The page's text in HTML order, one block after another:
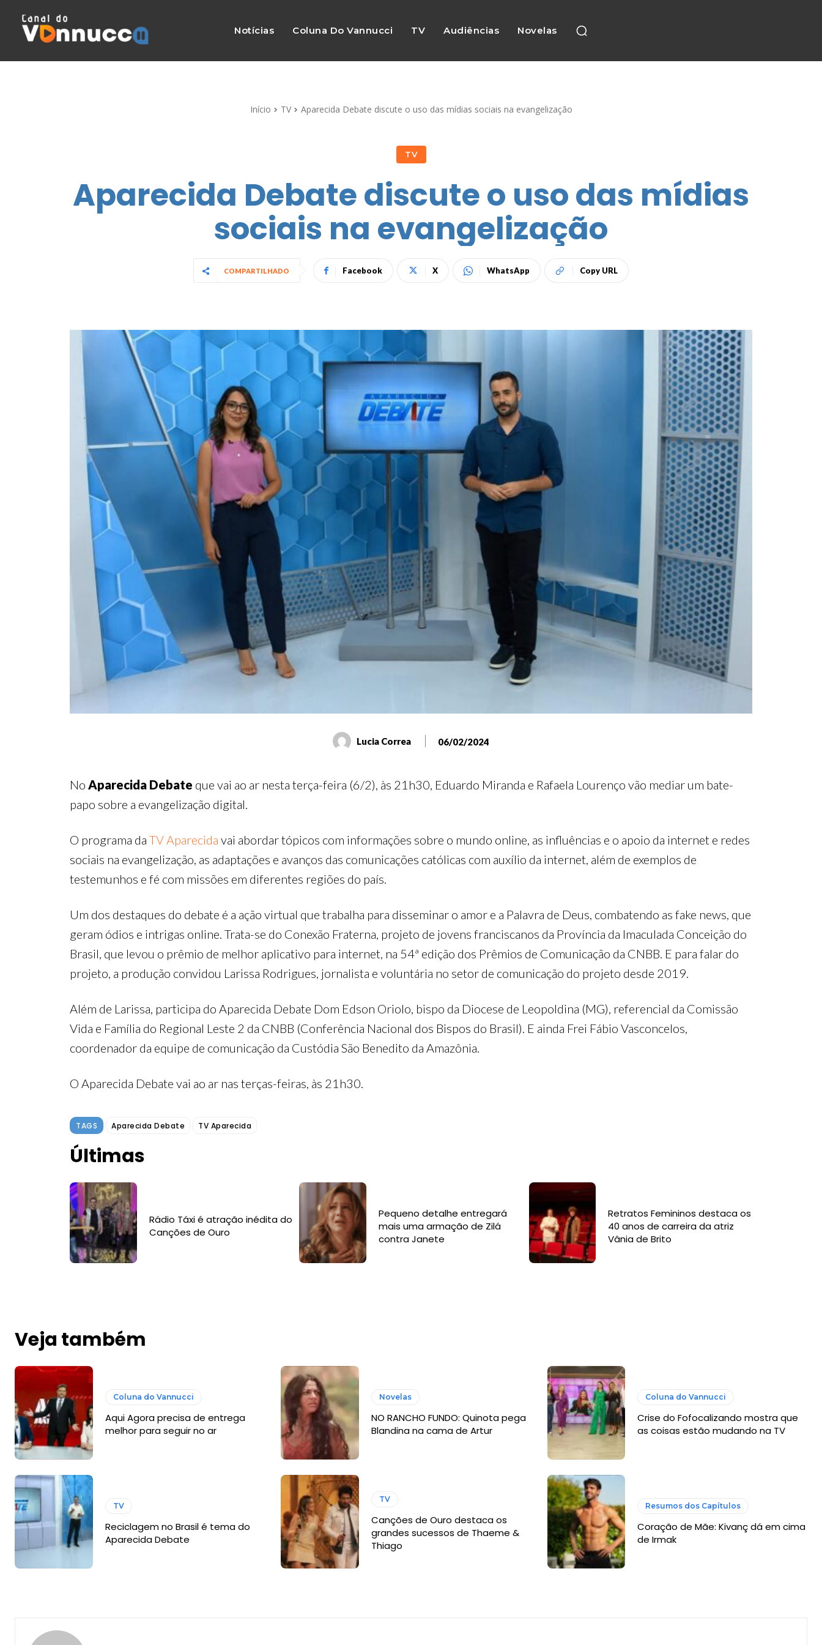
Notícias Coluna Do Vannucci TV Audiências Novelas
Início TV Aparecida Debate discute o uso das mídias sociais na evangelização
TV
Aparecida Debate discute o uso das mídias
sociais na evangelização
COMPARTILHADO Facebook X WhatsApp Copy URL
Lucia Correa 06/02/2024
No Aparecida Debate que vai ao ar nesta terça-feira (6/2), às 21h30, Eduardo Miranda e Rafaela Lourenço vão mediar um bate-
papo sobre a evangelização digital.
O programa da TV Aparecida vai abordar tópicos com informações sobre o mundo online, as influências e o apoio da internet e redes
sociais na evangelização, as adaptações e avanços das comunicações católicas com auxílio da internet, além de exemplos de
testemunhos e fé com missões em diferentes regiões do país.
Um dos destaques do debate é a ação virtual que trabalha para disseminar o amor e a Palavra de Deus, combatendo as fake news, que
geram ódios e intrigas online. Trata-se do Conexão Fraterna, projeto de jovens franciscanos da Província da Imaculada Conceição do
Brasil, que levou o prêmio de melhor aplicativo para internet, na 54ª edição dos Prêmios de Comunicação da CNBB. E para falar do
projeto, a produção convidou Larissa Rodrigues, jornalista e voluntária no setor de comunicação do projeto desde 2019.
Além de Larissa, participa do Aparecida Debate Dom Edson Oriolo, bispo da Diocese de Leopoldina (MG), referencial da Comissão
Vida e Família do Regional Leste 2 da CNBB (Conferência Nacional dos Bispos do Brasil). E ainda Frei Fábio Vasconcelos,
coordenador da equipe de comunicação da Custódia São Benedito da Amazônia.
O Aparecida Debate vai ao ar nas terças-feiras, às 21h30.
TAGS Aparecida Debate TV Aparecida
Últimas
Rádio Táxi é atração inédita do
Canções de Ouro
Pequeno detalhe entregará
mais uma armação de Zilá
contra Janete
Retratos Femininos destaca os
40 anos de carreira da atriz
Vânia de Brito
Veja também
Coluna do Vannucci
Aqui Agora precisa de entrega
melhor para seguir no ar
Novelas
NO RANCHO FUNDO: Quinota pega
Blandina na cama de Artur
Coluna do Vannucci
Crise do Fofocalizando mostra que
as coisas estão mudando na TV
TV
Reciclagem no Brasil é tema do
Aparecida Debate
TV
Canções de Ouro destaca os
grandes sucessos de Thaeme &
Thiago
Resumos dos Capítulos
Coração de Mãe: Kivanç dá em cima
de Irmak